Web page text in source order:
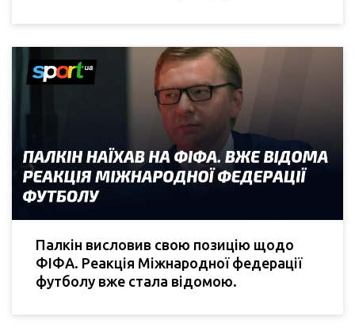
Палкін висловив свою позицію щодо
ФІФА. Реакція Міжнародної федерації
футболу вже стала відомою.